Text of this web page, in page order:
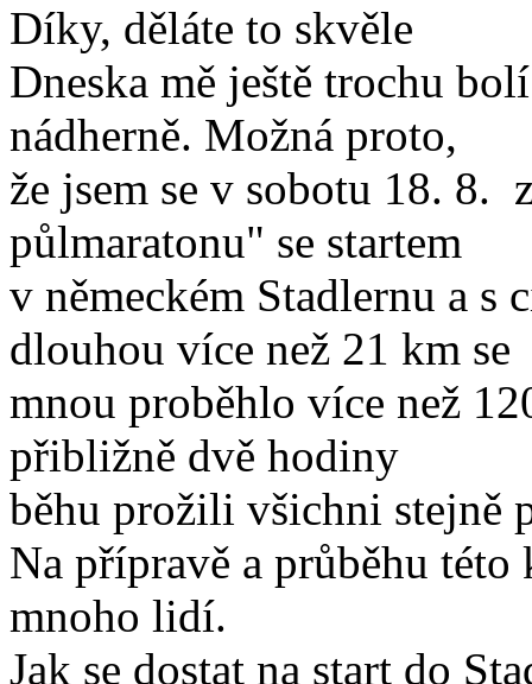
Díky, děláte to skvěle
Dneska mě ještě trochu
nádherně. Možná proto,
že jsem se v sobotu 18. 8.
půlmaratonu" se startem
v německém Stadlernu a
dlouhou více než 21 km se
mnou proběhlo více než
přibližně dvě hodiny
běhu prožili všichni stejně
Na přípravě a průběhu této
mnoho lidí.
Jak se dostat na start do